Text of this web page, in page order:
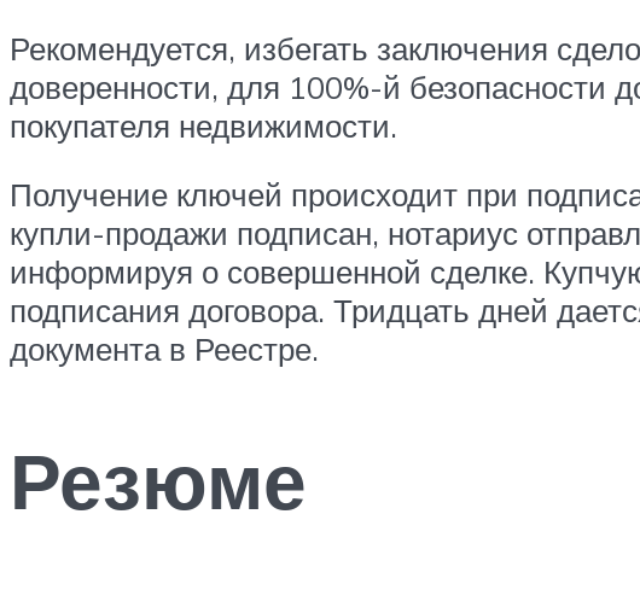
Рекомендуется, избегать заключения
доверенности, для 100%-й безопасности
покупателя недвижимости.
Получение ключей происходит при
купли-продажи подписан, нотариус
информируя о совершенной сделке.
подписания договора. Тридцать дней
документа в Реестре.
Резюме